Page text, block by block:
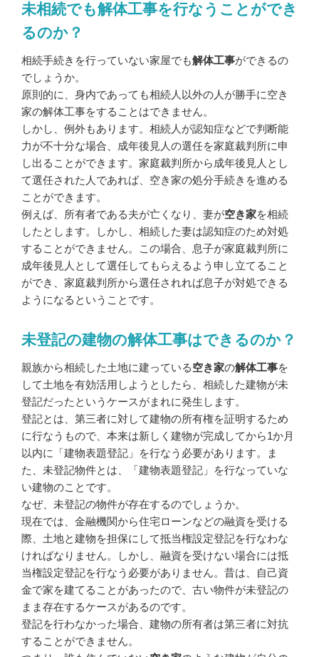
未相続でも解体工事を行なうことができ
るのか？
相続手続きを行っていない家屋でも解体工事ができるの
でしょうか。
原則的に、身内であっても相続人以外の人が勝手に空き
家の解体工事をすることはできません。
しかし、例外もあります。相続人が認知症などで判断能
力が不十分な場合、成年後見人の選任を家庭裁判所に申
し出ることができます。家庭裁判所から成年後見人とし
て選任された人であれば、空き家の処分手続きを進める
ことができます。
例えば、所有者である夫が亡くなり、妻が空き家を相続
したとします。しかし、相続した妻は認知症のため対処
することができません。この場合、息子が家庭裁判所に
成年後見人として選任してもらえるよう申し立てること
ができ、家庭裁判所から選任されれば息子が対処できる
ようになるということです。
未登記の建物の解体工事はできるのか？
親族から相続した土地に建っている空き家の解体工事を
して土地を有効活用しようとしたら、相続した建物が未
登記だったというケースがまれに発生します。
登記とは、第三者に対して建物の所有権を証明するため
に行なうもので、本来は新しく建物が完成してから1か月
以内に「建物表題登記」を行なう必要があります。ま
た、未登記物件とは、「建物表題登記」を行なっていな
い建物のことです。
なぜ、未登記の物件が存在するのでしょうか。
現在では、金融機関から住宅ローンなどの融資を受ける
際、土地と建物を担保にして抵当権設定登記を行なわな
ければなりません。しかし、融資を受けない場合には抵
当権設定登記を行なう必要がありません。昔は、自己資
金で家を建てることがあったので、古い物件が未登記の
まま存在するケースがあるのです。
登記を行わなかった場合、建物の所有者は第三者に対抗
することができません。